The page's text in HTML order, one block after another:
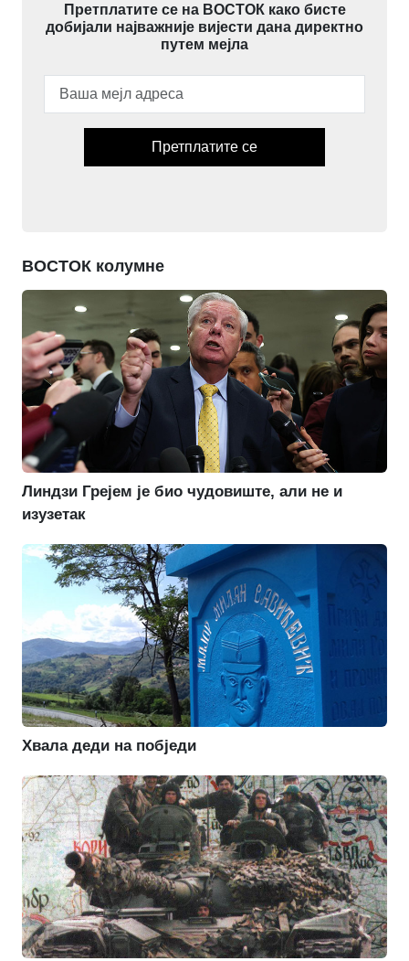
Претплатите се на ВОСТОК како бисте
добијали најважније вијести дана директно
путем мејла
Претплатите се
ВОСТОК колумне
Линдзи Грејем је био чудовиште, али не и
изузетак
Хвала деди на побједи